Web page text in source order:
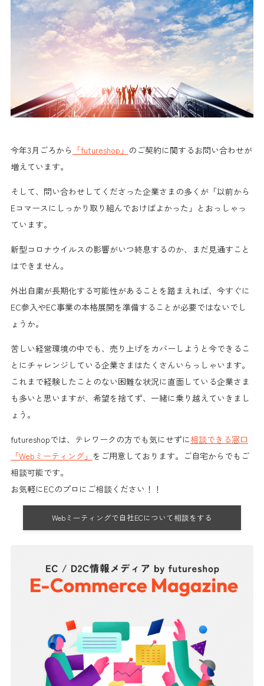
今年3月ごろから 「futureshop」 のご契約に関する お問い合わせが
増えて います。
そして、問い合わせしてくださった企業さまの多くが「以前から
Eコマースにしっかり取り組んでおけばよかった」 とおっしゃっ
ています。
新型コロナウイルスの影響がいつ終息するのか、まだ見通すこと
はできません。
外出自粛が長期化する可能性があることを踏まえれば、 今すぐに
EC参入やEC事業の本格展開を準備することが必要ではないでし
ょうか。
苦しい経営環境の中でも、売り上げをカバーしようと 今できるこ
とにチャレンジ している企業さまはたくさんいらっしゃいます。
これまで経験したことのない困難な状況に直面している企業さま
も多いと思いますが、 希望を捨てず、一緒に乗り越えていきまし
ょう。
futureshopでは、テレワークの方でも気にせずに相談できる窓口
「Webミーティング」 をご用意しております。ご自宅からでもご
相談可能です。
お気軽にECのプロにご相談ください！！
Webミーティングで自社ECについて相談をする